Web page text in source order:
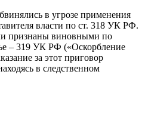
в угрозе применения
власти по ст. 318 УК РФ.
признаны виновными по
– 319 УК РФ («Оскорбление
за этот приговор
в следственном